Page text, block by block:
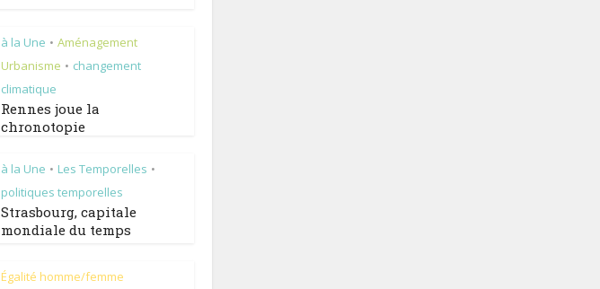
à la Une • Aménagement
Urbanisme • changement
climatique
Rennes joue la
chronotopie
à la Une • Les Temporelles •
politiques temporelles
Strasbourg, capitale
mondiale du temps
Égalité homme/femme